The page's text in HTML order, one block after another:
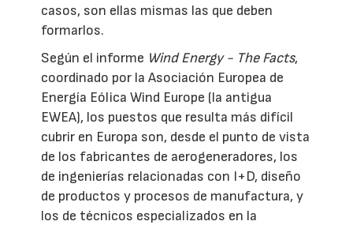
casos, son ellas mismas las que deben
formarlos.
Según el informe Wind Energy - The Facts,
coordinado por la Asociación Europea de
Energía Eólica Wind Europe (la antigua
EWEA), los puestos que resulta más difícil
cubrir en Europa son, desde el punto de vista
de los fabricantes de aerogeneradores, los
de ingenierías relacionadas con I+D, diseño
de productos y procesos de manufactura, y
los de técnicos especializados en la